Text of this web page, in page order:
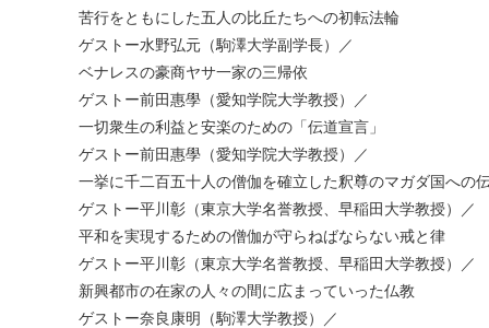
苦行をともにした五人の比丘たちへの初転法輪
ゲストー水野弘元（駒澤大学副学長）／
ベナレスの豪商ヤサ一家の三帰依
ゲストー前田惠學（愛知学院大学教授）／
一切衆生の利益と安楽のための「伝道宣言」
ゲストー前田惠學（愛知学院大学教授）／
一挙に千二百五十人の僧伽を確立した釈尊のマガダ国への
ゲストー平川彰（東京大学名誉教授、早稲田大学教授）／
平和を実現するための僧伽が守らねばならない戒と律
ゲストー平川彰（東京大学名誉教授、早稲田大学教授）／
新興都市の在家の人々の間に広まっていった仏教
ゲストー奈良康明（駒澤大学教授）／